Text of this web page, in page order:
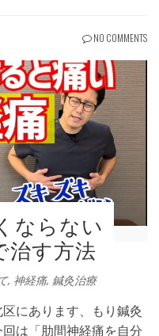
NO COMMENTS
ならない
治す方法
, 神経痛, 鍼灸治療
にあります、もり鍼灸
は「肋間神経痛を自分